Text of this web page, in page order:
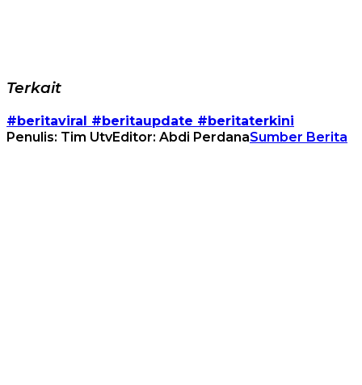
Terkait
#beritaviral #beritaupdate #beritaterkini
Penulis: Tim UtvEditor: Abdi PerdanaSumber Berita